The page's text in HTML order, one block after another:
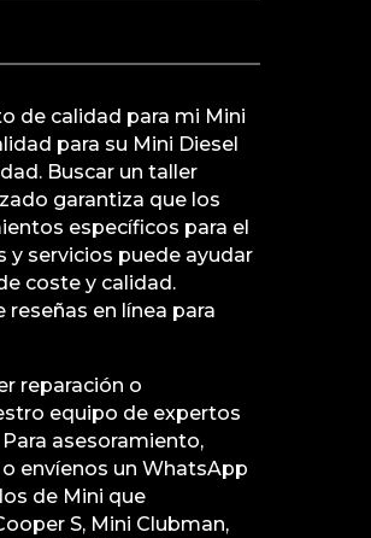
de calidad para mi Mini
para su Mini Diesel
Buscar un taller
garantiza que los
específicos para el
y servicios puede ayudar
coste y calidad.
en línea para
reparación o
equipo de expertos
asesoramiento,
envíenos un WhatsApp
de Mini que
S, Mini Clubman,